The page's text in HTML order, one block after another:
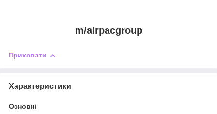
m/airpacgroup
Приховати
Характеристики
Основні